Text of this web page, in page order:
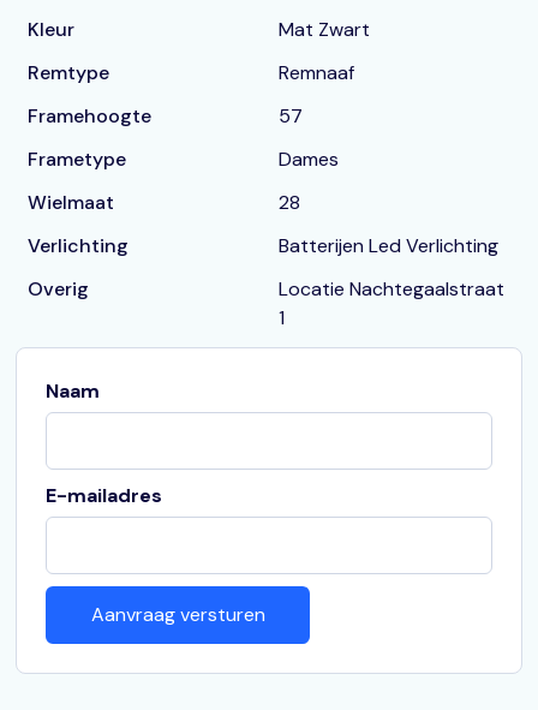
Kleur
Mat Zwart
Remtype
Remnaaf
Framehoogte
57
Frametype
Dames
Wielmaat
28
Verlichting
Batterijen Led Verlichting
Overig
Locatie Nachtegaalstraat
1
Naam
E-mailadres